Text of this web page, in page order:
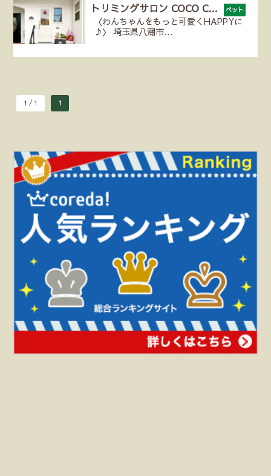
トリミングサロン COCO C… ペット
〈わんちゃんをもっと可愛くHAPPYに
♪〉 埼玉県八潮市…
1 / 1 1